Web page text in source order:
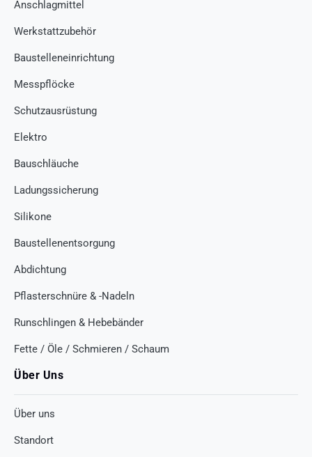
Anschlagmittel
Werkstattzubehör
Baustelleneinrichtung
Messpflöcke
Schutzausrüstung
Elektro
Bauschläuche
Ladungssicherung
Silikone
Baustellenentsorgung
Abdichtung
Pflasterschnüre & -Nadeln
Runschlingen & Hebebänder
Fette / Öle / Schmieren / Schaum
Über Uns
Über uns
Standort